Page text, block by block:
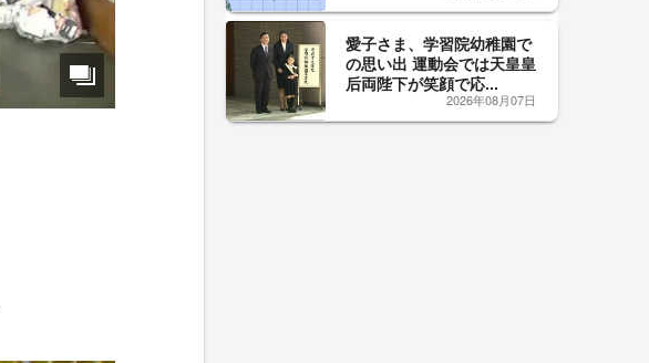
愛子さま、学習院幼稚園で
の思い出 運動会では天皇皇
后両陛下が笑顔で応...
2026年08月07日